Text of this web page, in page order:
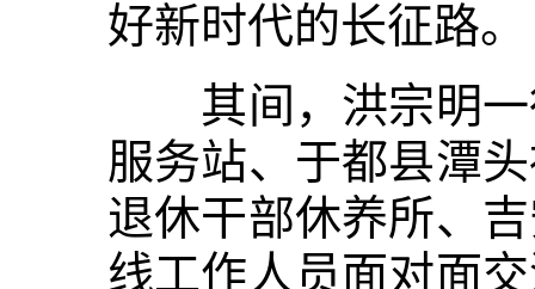
好新时代的长征路。
其间，洪宗明一
服务站、于都县潭
退休干部休养所、
线工作人员面对面